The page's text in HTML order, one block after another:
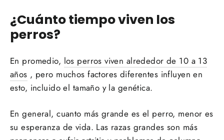
¿Cuánto tiempo viven los
perros?
En promedio, los perros viven alrededor de 10 a 13
años , pero muchos factores diferentes influyen en
esto, incluido el tamaño y la genética.
En general, cuanto más grande es el perro, menor es
su esperanza de vida. Las razas grandes son más